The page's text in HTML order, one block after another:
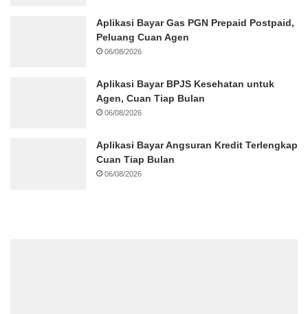
Aplikasi Bayar Gas PGN Prepaid Postpaid,
Peluang Cuan Agen
06/08/2026
Aplikasi Bayar BPJS Kesehatan untuk
Agen, Cuan Tiap Bulan
06/08/2026
Aplikasi Bayar Angsuran Kredit Terlengkap
Cuan Tiap Bulan
06/08/2026